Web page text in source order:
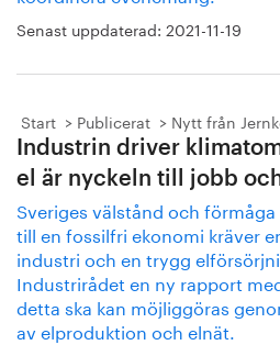
Senast uppdaterad: 2021-11-19
Start Publicerat Nytt från
Industrin driver
el är nyckeln till jobb
Sveriges välstånd och
till en fossilfri ekonomi kräver
industri och en trygg
Industrirådet en ny rapport
detta ska kan möjliggöras
av elproduktion och elnät.